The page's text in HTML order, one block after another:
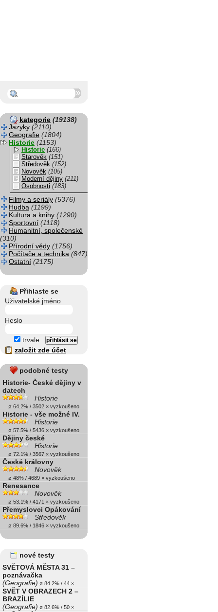
kategorie (19138)
Jazyky (2110)
Geografie (1804)
Historie (1153)
Historie (166)
Starověk (151)
Středověk (152)
Novověk (105)
Moderní dějiny (211)
Osobnosti (183)
Filmy a seriály (5376)
Hudba (1199)
Kultura a knihy (1290)
Sportovní (1118)
Humanitní, společenské
(310)
Přírodní vědy (1756)
Počítače a technika (847)
Ostatní (2175)
Přihlaste se
Uživatelské jméno
Heslo
trvale
založit zde účet
podobné testy
Historie- České dějiny v
datech
Historie
ø 64.2% / 3502 × vyzkoušeno
Historie - vše možné IV.
Historie
ø 57.5% / 5436 × vyzkoušeno
Dějiny české
Historie
ø 72.1% / 3567 × vyzkoušeno
České královny
Novověk
ø 48% / 4689 × vyzkoušeno
Renesance
Novověk
ø 53.1% / 4171 × vyzkoušeno
Přemyslovci Opákování
Středověk
ø 89.6% / 1846 × vyzkoušeno
nové testy
SVĚTOVÁ MĚSTA 31 –
poznávačka
(Geografie) ø 84.2% / 44 ×
SVĚT V OBRAZECH 2 –
BRAZÍLIE
(Geografie) ø 82.6% / 50 ×